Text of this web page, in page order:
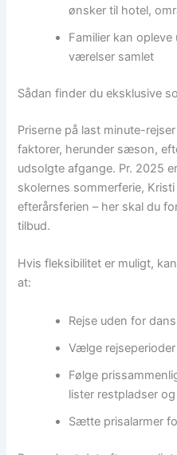
ønsker til hotel,
Familier kan
værelser samlet
Sådan finder du eksklusive
Priserne på last minute-
faktorer, herunder sæson,
udsolgte afgange. Pr. 2025
skolernes sommerferie,
efterårsferien – her skal du
tilbud.
Hvis fleksibilitet er muligt,
at:
Rejse uden for
Vælge
Følge
lister restpladser
Sætte prisalarmer